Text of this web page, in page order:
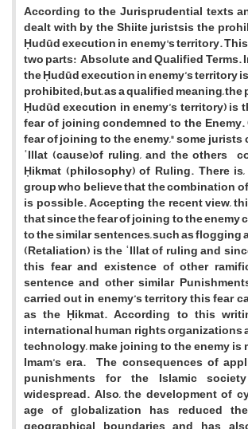
According to the Jurisprudential texts
dealt with by the Shiite juristsis the
Ḥudūd execution in enemy's territory.
two parts: Absolute and Qualified Terms.
the Ḥudūd execution in enemy’s territory
prohibited; but, as a qualified meaning,
Ḥudūd execution in enemy’s territory) is
fear of joining condemned to the
fear of joining to the enemy," some
ʿIllat (cause)of ruling, and the others
Ḥikmat (philosophy) of Ruling. There
group who believe that the combination
is possible. Accepting the recent view,
that since the fear of joining to the enemy
to the similar sentences, such as flogging
(Retaliation) is the ʿIllat of ruling and
this fear and existence of other
sentence and other similar
carried out in enemy’s territory this fear
as the Ḥikmat. According to this
international human rights organizations
technology, make joining to the enemy is
Imam’s era. The consequences of
punishments for the Islamic
widespread. Also, the development of
age of globalization has reduced